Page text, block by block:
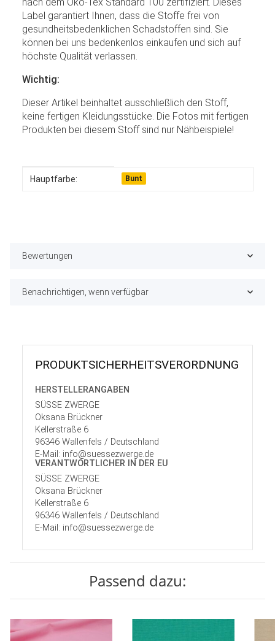
Label garantiert Ihnen, dass die Stoffe frei von
gesundheitsbedenklichen Schadstoffen sind. Sie
können bei uns bedenkenlos einkaufen und sich auf
höchste Qualität verlassen.
Wichtig:
Dieser Artikel beinhaltet ausschließlich den Stoff,
keine fertigen Kleidungsstücke. Die Fotos mit fertigen
Produkten bei diesem Stoff sind nur Nähbeispiele!
Produkteigenschaft
Wert
Hauptfarbe: Bunt
Bewertungen
Benachrichtigen, wenn verfügbar
PRODUKT­SICHER­HEITS­VER­ORD­NUNG
HERSTELLER­ANGABEN
SÜSSE ZWERGE
Oksana Brückner
Kellerstraße 6
96346 Wallenfels / Deutschland
E-Mail: info@suessezwerge.de
VERANTWORT­LICHER IN DER EU
SÜSSE ZWERGE
Oksana Brückner
Kellerstraße 6
96346 Wallenfels / Deutschland
E-Mail: info@suessezwerge.de
Passend dazu: